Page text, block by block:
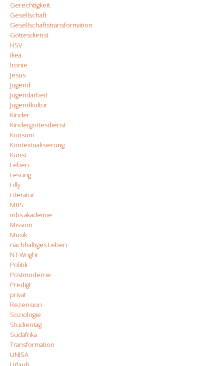
Gerechtigkeit
Gesellschaft
Gesellschaftstransformation
Gottesdienst
HSV
Ikea
Ironie
Jesus
Jugend
Jugendarbeit
Jugendkultur
Kinder
Kindergottesdienst
Konsum
Kontextualisierung
Kunst
Leben
Lesung
Lilly
Literatur
MBS
mbs akademie
Mission
Musik
nachhaltiges Leben
NT Wright
Politik
Postmoderne
Predigt
privat
Rezension
Soziologie
Studientag
Südafrika
Transformation
UNISA